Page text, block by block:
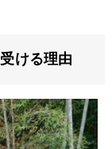
ける理由